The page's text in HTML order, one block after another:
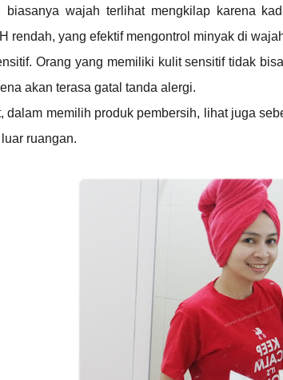
biasanya wajah terlihat mengkilap karena
rendah, yang efektif mengontrol minyak di
Orang yang memiliki kulit sensitif tidak
akan terasa gatal tanda alergi.
dalam memilih produk pembersih, lihat juga
ruangan.